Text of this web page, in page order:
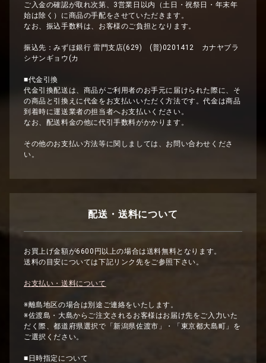
ご入金の確認が取れ次第、3営業日以内（土日・祝祭日・年末年
始は除く）に商品の手配をさせていただきます。
なお、振込手数料は、お客様のご負担となります。
振込先：みずほ銀行 雷門支店(629) (普)0201412 カナヤブラ
シサンギョウ(カ
■代金引換
代金引換配送は、商品がご利用者のお手元に届けられた際に、そ
の商品と引換えに代金をお支払いいただく方法です。代金は商品
到着時に運送業者の担当者へお支払いください。
なお、配送料金の他に代引手数料がかかります。
その他のお支払い方法等に関しましては、お問い合わせくださ
い。
配送・送料について
お買上げ金額が6600円以上の場合は送料無料となります。
送料の目安については下記リンク先をご参照下さい。
お支払い・送料について
※離島地区の場合は別途ご連絡をいたします。
※佐渡島・大島からご注文されるお客様はお届け先をご入力いた
だく際、都道府県選択で「新潟県佐渡市」・「東京都大島町」を
ご選択ください。
■日時指定について